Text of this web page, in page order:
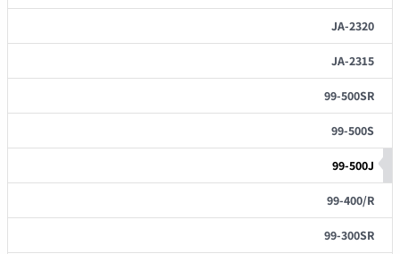
JA-2320
JA-2315
99-500SR
99-500S
99-500J
99-400/R
99-300SR